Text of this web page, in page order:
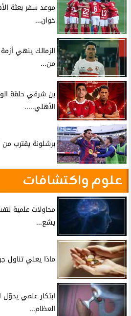
موعد سفر بعثة
خوان...
الزمالك ينهي
من...
بن شرقي حلقة
الأهلي.....
برشلونة يقترب
علوم واكتشافات
محاولات علمية
يشع...
ماذا يعني تناول
ابتكار علمي يحوّل
العظام...